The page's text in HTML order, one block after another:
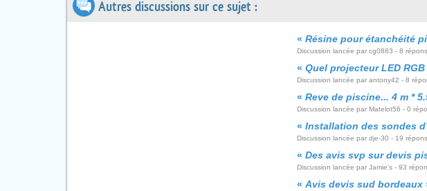
Autres discussions sur ce sujet :
« Résine pour étanchéité
Discussion lancée par cg0883 - 8
« Quel projecteur LED
Discussion lancée par antony42 - 8
« Reve de piscine... 4 m *
Discussion lancée par Matelot56 - 0
« Installation des sondes
Discussion lancée par dje-30 - 19
« Des avis svp sur devis
Discussion lancée par Jamie's - 93
« Avis devis sud bordeaux